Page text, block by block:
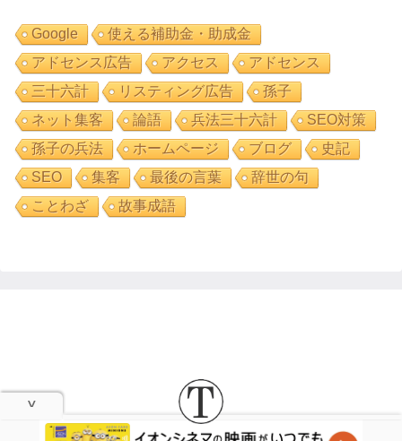
Google
使える補助金・助成金
アドセンス広告
アクセス
アドセンス
三十六計
リスティング広告
孫子
ネット集客
論語 兵法三十六計
SEO対策
孫子の兵法
ホームページ ブログ
史記
SEO
集客 最後の言葉
辞世の句
ことわざ
故事成語